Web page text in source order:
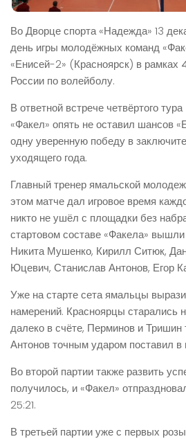
Во Дворце спорта «Надежда» 13
день игры молодёжных команд
«Енисей-2» (Красноярск) в рамках
России по волейболу.
В ответной встрече четвёртого
«Факел» опять не оставил шансов
одну уверенную победу в
уходящего года.
Главный тренер ямальской
этом матче дал игровое время
никто не ушёл с площадки без
стартовом составе «Факела»
Никита Мушенко, Кирилл Ситюк,
Юцевич, Станислав Антонов, Егор
Уже на старте сета ямальцы
намерений. Красноярцы старались
далеко в счёте, Перминов и Тришин
Антонов точным ударом поставил в
Во второй партии также развить
получилось, и «Факел»
25:21.
В третьей партии уже с первых